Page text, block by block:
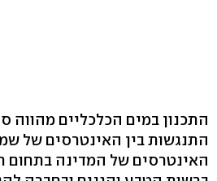
התכנון במים הכלכליים מהווה
התנגשות בין האינטרסים של
האינטרסים של המדינה בתחום